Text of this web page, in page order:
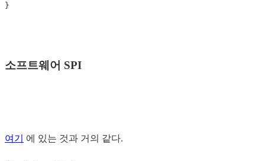
}
소프트웨어 SPI
여기 에 있는 것과 거의 같다.